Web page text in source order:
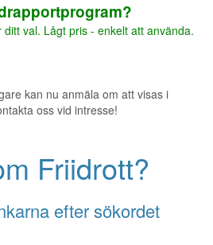
val. Lågt pris - enkelt att använda.
kan nu anmäla om att visas i
oss vid intresse!
Friidrott?
efter sökordet